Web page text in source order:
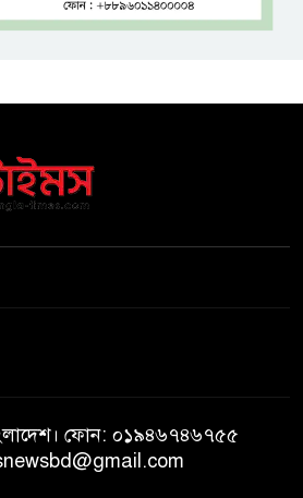
সেনাসদস্য হাফিজুর রহমানকে
হাসিনাকে ঘিরে ঢাকা-দিল্লি সম্পর্কে
মজুদদারির বিরুদ্ধে বিশেষ ক্ষমতা
ফোন: ০১৯৪৬৭৪৬৭৫৫